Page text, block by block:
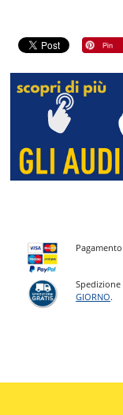
Pagamento
Spedizione
GIORNO.